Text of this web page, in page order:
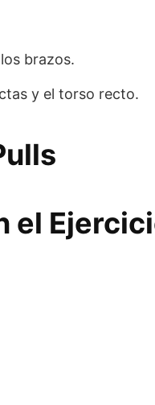
brazos.
y el torso recto.
el